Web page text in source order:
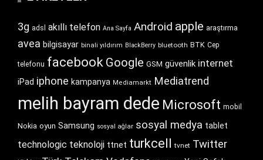
3g adsl akıllı telefon Ana Sayfa Android apple araştırma
avea bilgisayar binali yıldırım BlackBerry bluetooth BTK Cep
telefonu facebook Google GSM güvenlik internet
iPad iphone kampanya Mediamarkt Mediatrend
melih bayram dede Microsoft mobil
Nokia oyun Samsung sosyal ağlar sosyal medya tablet
technologic teknoloji ttnet turkcell tvnet Twitter